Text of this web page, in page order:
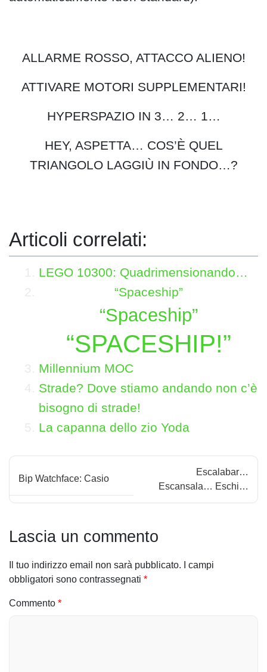
ALLARME ROSSO, ATTACCO ALIENO!
ATTIVARE MOTORI SUPPLEMENTARI!
HYPERSPAZIO IN 3… 2… 1…
HEY, ASPETTA… COS’È QUEL
TRIANGOLO LAGGIÙ IN FONDO…?
Articoli correlati:
LEGO 10300: Quadrimensionando…
“Spaceship”
“Spaceship”
“SPACESHIP!”
Millennium MOC
Strade? Dove stiamo andando non c’è
bisogno di strade!
La capanna dello zio Yoda
a
i
g
a
z
Bip Watchface: Casio
Escalabar…
Escansala… Eschi…
Lascia un commento
Il tuo indirizzo email non sarà pubblicato.
I campi
obbligatori sono contrassegnati *
Commento *